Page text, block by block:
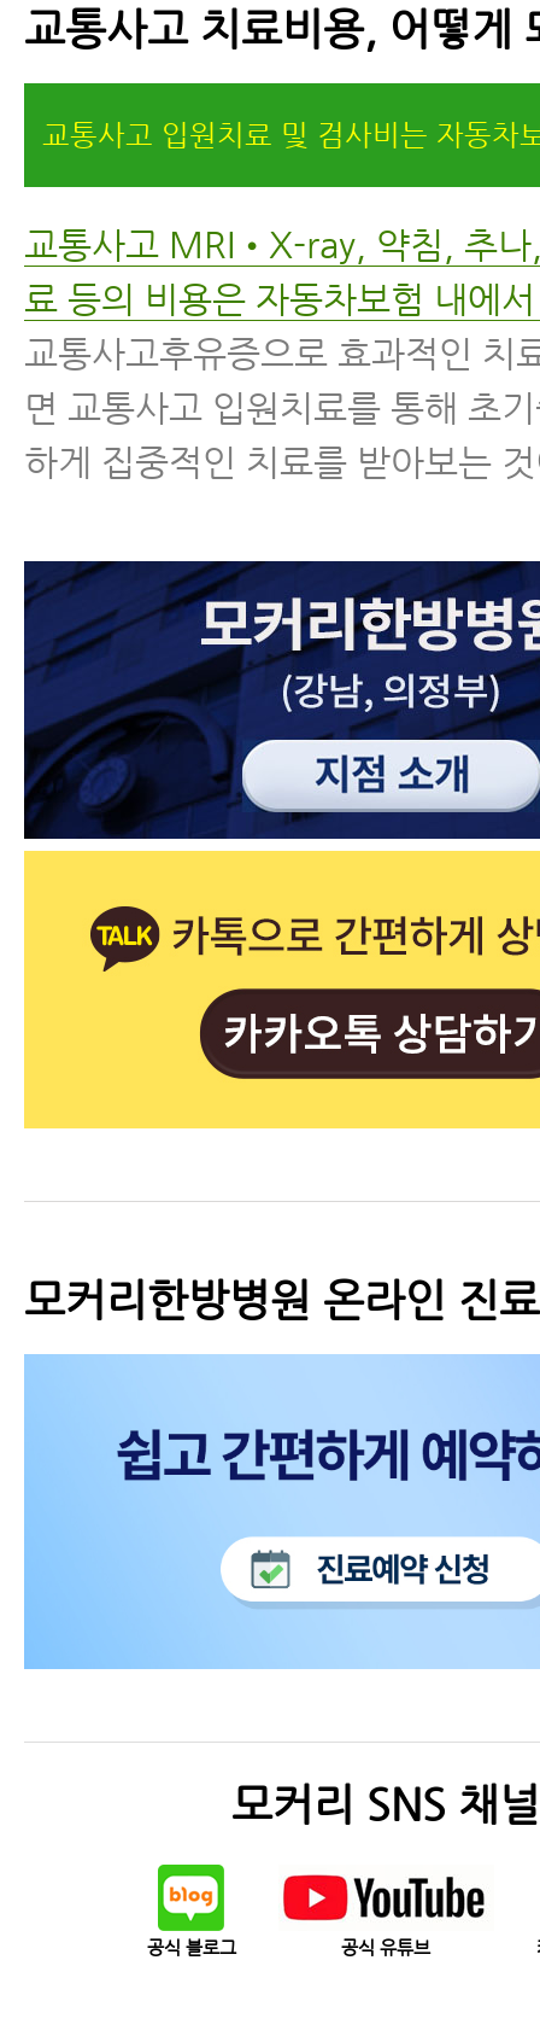
교통사고 치료비용, 어떻게
교통사고 입원치료 및 검사비는 자동차
교통사고 MRI•X-ray, 약침, 추나
료 등의 비용은 자동차보험 내에
교통사고후유증으로 효과적인 치
면 교통사고 입원치료를 통해 초
하게 집중적인 치료를 받아보는
모커리한방병원 온라인 진
모커리 SNS 채널
공식 블로그 공식 유튜브